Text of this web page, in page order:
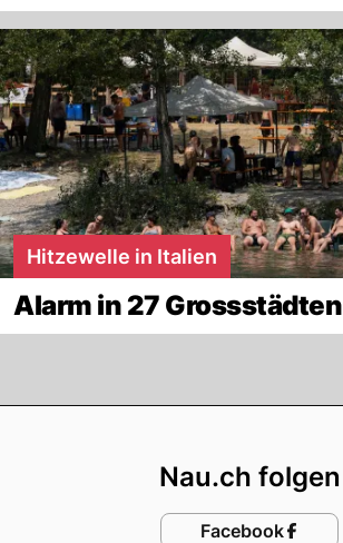
Hitzewelle in Italien
Alarm in 27 Grossstädten
Nau.ch folgen
Facebook